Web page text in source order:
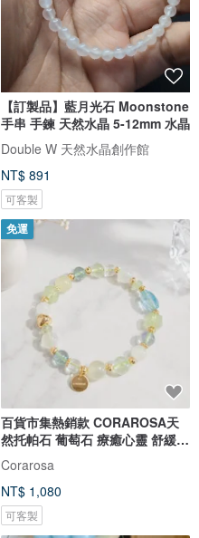
【訂製品】藍月光石 Moonstone
手串 手鍊 天然水晶 5-12mm 水晶
Double W 天然水晶創作館
NT$ 891
可客製
免運
百貨市集熱銷款 CORAROSA天
然托帕石 葡萄石 療癒心靈 舒緩壓
力
Corarosa
NT$ 1,080
可客製